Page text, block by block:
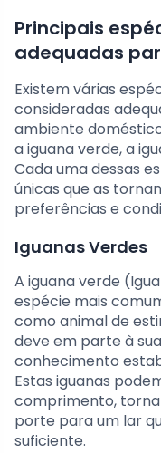
Principais
adequadas
Existem várias
consideradas
ambiente
a iguana verde, a
Cada uma dessas
únicas que as
preferências e
Iguanas Verdes
A iguana verde
espécie mais
como animal de
deve em parte à
conhecimento
Estas iguanas
comprimento,
porte para um lar
suficiente.